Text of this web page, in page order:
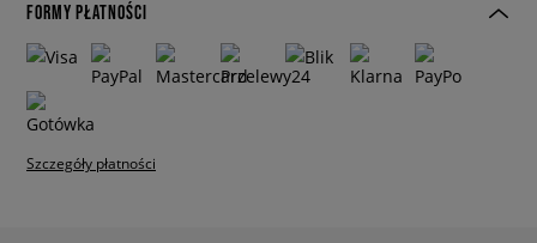
FORMY PŁATNOŚCI
Szczegóły płatności